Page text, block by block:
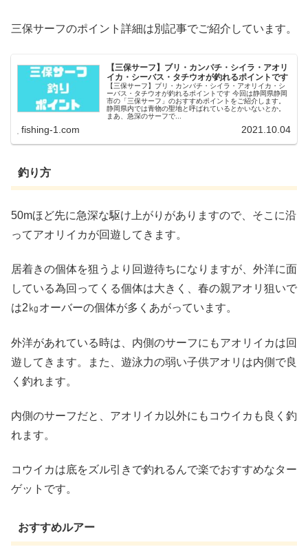
三保サーフのポイント詳細は別記事でご紹介しています。
【三保サーフ】ブリ・カンパチ・シイラ・アオリ
イカ・シーバス・タチウオが釣れるポイントです
【三保サーフ】ブリ・カンパチ・シイラ・アオリイカ・シ
ーバス・タチウオが釣れるポイントです 今回は静岡県静岡
市の「三保サーフ」のおすすめポイントをご紹介します。
静岡県内では青物の聖地と呼ばれているとかいないとか。
まあ、急深のサーフで...
fishing-1.com 2021.10.04
釣り方
50mほど先に急深な駆け上がりがありますので、そこに沿
ってアオリイカが回遊してきます。
居着きの個体を狙うより回遊待ちになりますが、外洋に面
している為回ってくる個体は大きく、春の親アオリ狙いで
は2㎏オーバーの個体が多くあがっています。
外洋があれている時は、内側のサーフにもアオリイカは回
遊してきます。また、遊泳力の弱い子供アオリは内側で良
く釣れます。
内側のサーフだと、アオリイカ以外にもコウイカも良く釣
れます。
コウイカは底をズル引きで釣れるんで楽でおすすめなター
ゲットです。
おすすめルアー